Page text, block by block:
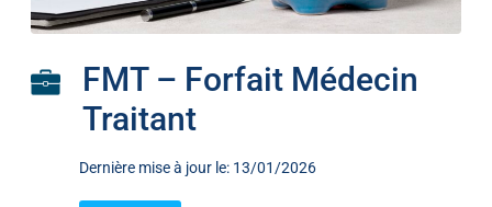
FMT – Forfait Médecin
Traitant
Dernière mise à jour le: 13/01/2026